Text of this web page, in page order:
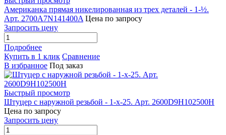
Американка прямая никелированная из трех деталей - 1-½.
Арт. 2700A7N141400A Цена по запросу
Запросить цену
Подробнее
Купить в 1 клик Сравнение
В избранное Под заказ
Быстрый просмотр
Штуцер с наружной резьбой - 1-x-25. Арт. 2600D9H102500H
Цена по запросу
Запросить цену